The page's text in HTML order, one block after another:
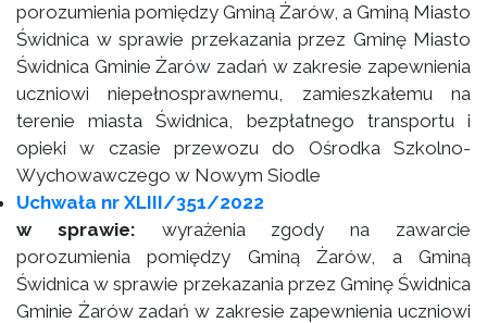
porozumienia pomiędzy Gminą Żarów, a Gminą Miasto
Świdnica w sprawie przekazania przez Gminę Miasto
Świdnica Gminie Żarów zadań w zakresie zapewnienia
uczniowi niepełnosprawnemu, zamieszkałemu na
terenie miasta Świdnica, bezpłatnego transportu i
opieki w czasie przewozu do Ośrodka Szkolno-
Wychowawczego w Nowym Siodle
Uchwała nr XLIII/351/2022
w sprawie: wyrażenia zgody na zawarcie
porozumienia pomiędzy Gminą Żarów, a Gminą
Świdnica w sprawie przekazania przez Gminę Świdnica
Gminie Żarów zadań w zakresie zapewnienia uczniowi